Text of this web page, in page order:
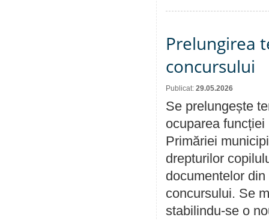
Prelungirea
concursului
Publicat: 29.05.2026
Se prelungește
ocuparea
Primăriei
drepturilor
documentelor
concursului. Se
stabilindu-se o